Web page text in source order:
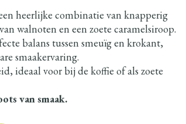
heerlijke combinatie van knapperig
walnoten en een zoete caramelsiroop.
balans tussen smeuïg en krokant,
smaakervaring.
ideaal voor bij de koffie of als zoete
van smaak.